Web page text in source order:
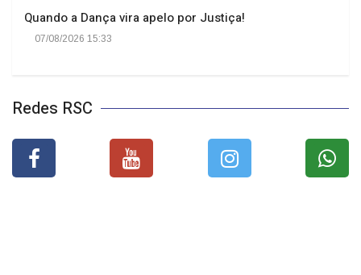
Quando a Dança vira apelo por Justiça!
07/08/2026 15:33
Redes RSC